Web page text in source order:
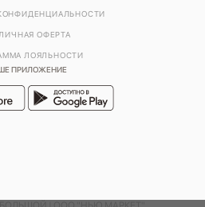
ПРИЛОЖЕНИЕ
ОФЕРТА
ЛОЯЛЬНОСТИ